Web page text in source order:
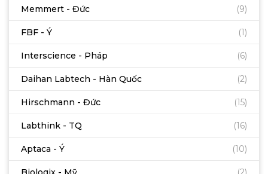
Memmert - Đức (9)
FBF - Ý (1)
Interscience - Pháp (6)
Daihan Labtech - Hàn Quốc (2)
Hirschmann - Đức (15)
Labthink - TQ (16)
Aptaca - Ý (10)